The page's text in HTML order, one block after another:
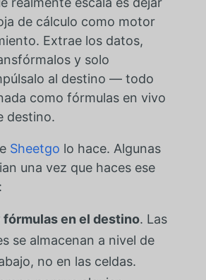
de cálculo como motor
Extrae los datos,
y solo
al destino — todo
como fórmulas en vivo
destino.
Sheetgo lo hace. Algunas
una vez que haces ese
fórmulas en el destino. Las
se almacenan a nivel de
no en las celdas.